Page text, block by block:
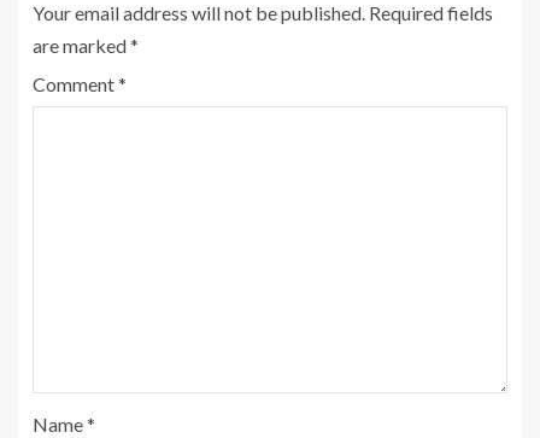
Your email address will not be published. Required fields
are marked*
Comment*
Name*